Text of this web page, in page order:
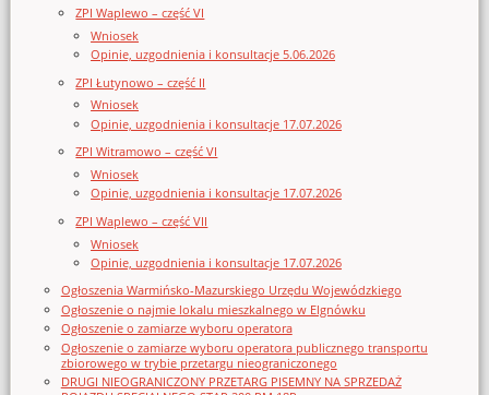
ZPI Waplewo – część VI
Wniosek
Opinie, uzgodnienia i konsultacje 5.06.2026
ZPI Łutynowo – część II
Wniosek
Opinie, uzgodnienia i konsultacje 17.07.2026
ZPI Witramowo – część VI
Wniosek
Opinie, uzgodnienia i konsultacje 17.07.2026
ZPI Waplewo – część VII
Wniosek
Opinie, uzgodnienia i konsultacje 17.07.2026
Ogłoszenia Warmińsko-Mazurskiego Urzędu Wojewódzkiego
Ogłoszenie o najmie lokalu mieszkalnego w Elgnówku
Ogłoszenie o zamiarze wyboru operatora
Ogłoszenie o zamiarze wyboru operatora publicznego transportu
zbiorowego w trybie przetargu nieograniczonego
DRUGI NIEOGRANICZONY PRZETARG PISEMNY NA SPRZEDAŻ